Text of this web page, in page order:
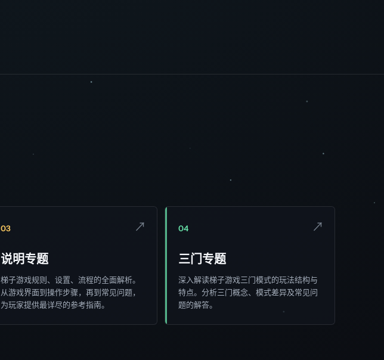
03 ↗
说明专题
梯子游戏规则、设置、流程的全面解析。
从游戏界面到操作步骤，再到常见问题，
为玩家提供最详尽的参考指南。
04 ↗
三门专题
深入解读梯子游戏三门模式的玩法结构与
特点。分析三门概念、模式差异及常见问
题的解答。